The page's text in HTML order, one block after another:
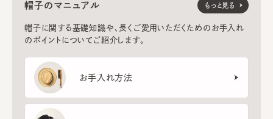
帽子のマニュアル
帽子に関する基礎知識や、長くご愛用いただくためのお手入れ
のポイントについてご紹介します。
お手入れ方法
もっと見る